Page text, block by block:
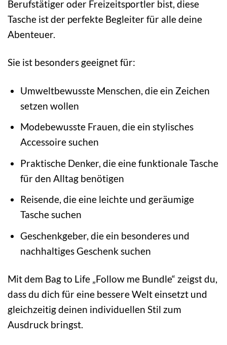
Berufstätiger oder Freizeitsportler bist, diese
Tasche ist der perfekte Begleiter für alle deine
Abenteuer.
Sie ist besonders geeignet für:
Umweltbewusste Menschen, die ein Zeichen
setzen wollen
Modebewusste Frauen, die ein stylisches
Accessoire suchen
Praktische Denker, die eine funktionale Tasche
für den Alltag benötigen
Reisende, die eine leichte und geräumige
Tasche suchen
Geschenkgeber, die ein besonderes und
nachhaltiges Geschenk suchen
Mit dem Bag to Life „Follow me Bundle“ zeigst du,
dass du dich für eine bessere Welt einsetzt und
gleichzeitig deinen individuellen Stil zum
Ausdruck bringst.